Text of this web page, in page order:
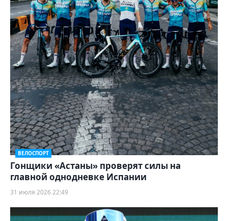
ВЕЛОСПОРТ
Гонщики «Астаны» проверят силы на
главной однодневке Испании
31 июля 2026 22:49